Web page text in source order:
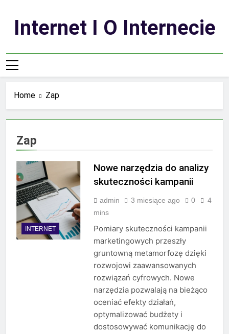
contentInternet I O Internecie
Home Zap
Zap
INTERNET
Nowe narzędzia do analizy
skuteczności kampanii
admin 3 miesiące ago 0
4
mins
Pomiary skuteczności kampanii
marketingowych przeszły
gruntowną metamorfozę dzięki
rozwojowi zaawansowanych
rozwiązań cyfrowych. Nowe
narzędzia pozwalają na bieżąco
oceniać efekty działań,
optymalizować budżety i
dostosowywać komunikację do